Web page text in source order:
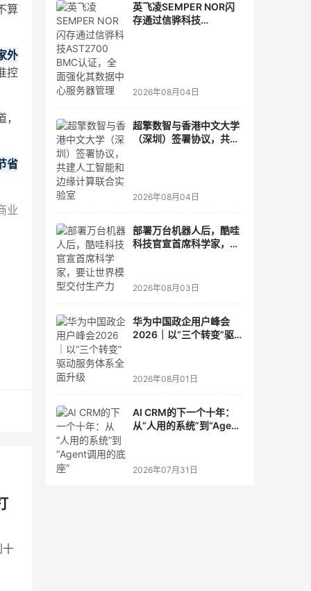
算
外
控
省
业
十
英飞凌SEMPER NOR闪
存通过信骅科技
2026年08月04日
超擎数智与香港中文大学
（深圳）签署协议，共建
2026年08月04日
部署万台机器人后，酷哇
科技官宣首席科学家，要
2026年08月03日
华为中国政企用户峰会
2026｜以“三个转变”驱动
2026年08月01日
AI CRM的下一个十年：
从“人用的系统”到“Agent
2026年07月31日